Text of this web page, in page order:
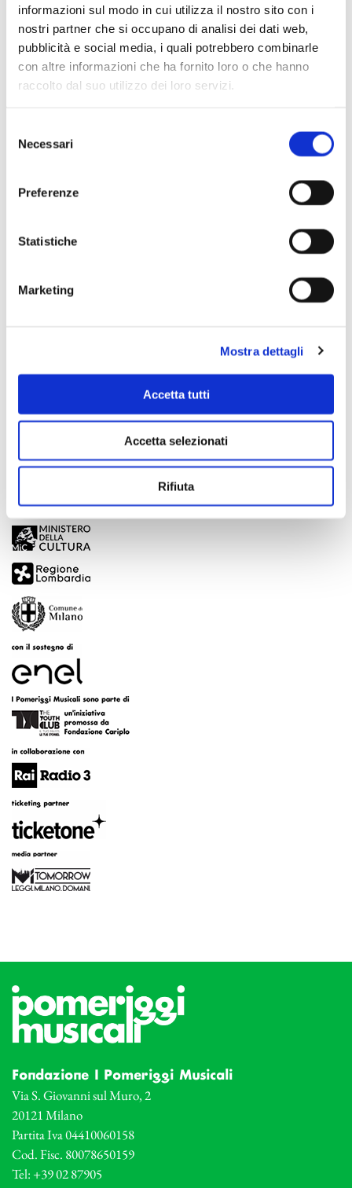
informazioni sul modo in cui utilizza il nostro sito con i
nostri partner che si occupano di analisi dei dati web,
pubblicità e social media, i quali potrebbero combinarle
con altre informazioni che ha fornito loro o che hanno
raccolto dal suo utilizzo dei loro servizi.
delNecessari
Preferenze
Statistiche
Marketing
Mostra dettagli
Accetta tutti
Accetta selezionati
Rifiuta
Scopri di più
Scopri di più
Fondazione I Pomeriggi Musicali
Via S. Giovanni sul Muro, 2
20121 Milano
Partita Iva 04410060158
Cod. Fisc. 80078650159
Tel: +39 02 87905